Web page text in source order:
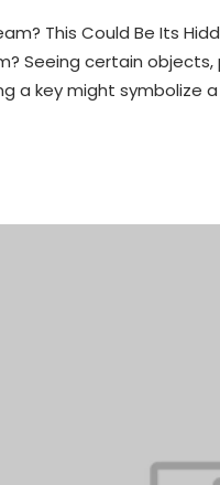
This Could Be Its
Seeing certain
a key might symbolize